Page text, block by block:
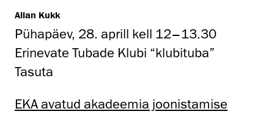
Allan Kukk
Pühapäev, 28. aprill kell 12–13.30
Erinevate Tubade Klubi “klubituba”
Tasuta
EKA avatud akadeemia joonistamise